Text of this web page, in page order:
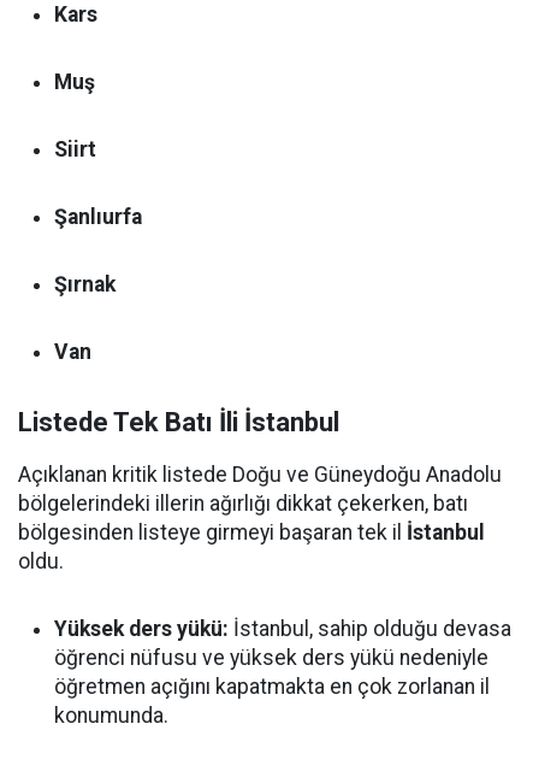
Kars
Muş
Siirt
Şanlıurfa
Şırnak
Van
Listede Tek Batı İli İstanbul
Açıklanan kritik listede Doğu ve Güneydoğu Anadolu
bölgelerindeki illerin ağırlığı dikkat çekerken, batı
bölgesinden listeye girmeyi başaran tek il İstanbul
oldu.
Yüksek ders yükü: İstanbul, sahip olduğu devasa
öğrenci nüfusu ve yüksek ders yükü nedeniyle
öğretmen açığını kapatmakta en çok zorlanan il
konumunda.